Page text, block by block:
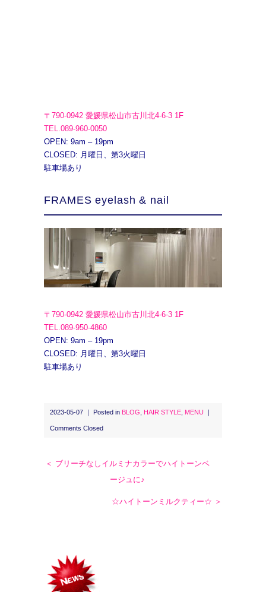
〒790-0942 愛媛県松山市古川北4-6-3 1F
TEL.089-960-0050
OPEN: 9am – 19pm
CLOSED: 月曜日、第3火曜日
駐車場あり
FRAMES eyelash & nail
〒790-0942 愛媛県松山市古川北4-6-3 1F
TEL.089-950-4860
OPEN: 9am – 19pm
CLOSED: 月曜日、第3火曜日
駐車場あり
2023-05-07 ｜ Posted in BLOG HAIR STYLE MENU
Comments Closed
＜ ブリーチなしイルミナカラーでハイトーンベ
ージュに♪
☆ハイトーンミルクティー☆ ＞